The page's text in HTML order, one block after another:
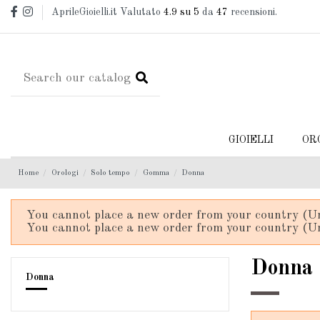
AprileGioielli.it Valutato4.9 su 5 da47 recensioni.
GIOIELLI
Home Orologi Solo tempo Gomma Donna
You cannot place a new order from your country
You cannot place a new order from your country
Donna
Donna